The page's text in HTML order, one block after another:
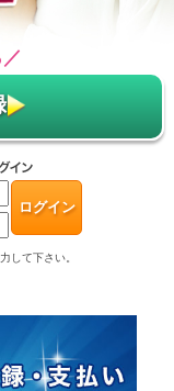
して下さい。